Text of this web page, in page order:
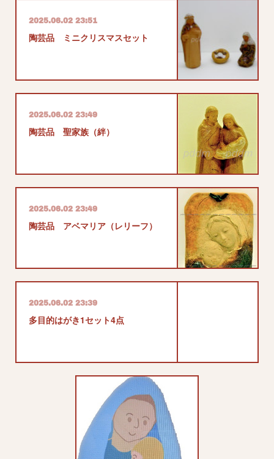
2025.06.02 23:51
陶芸品 ミニクリスマスセット
2025.06.02 23:49
陶芸品 聖家族（絆）
2025.06.02 23:49
陶芸品 アベマリア（レリーフ）
2025.06.02 23:39
多目的はがき1セット4点